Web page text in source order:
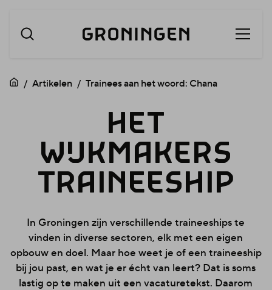
Navigatie
overslaan
openen
Artikelen Trainees aan het woord: Chana
HETHET
WIJKMAKERS
TRAINEESHIP
In Groningen zijn verschillende traineeships te
vinden in diverse sectoren, elk met een eigen
opbouw en doel. Maar hoe weet je of een traineeship
bij jou past, en wat je er écht van leert? Dat is soms
lastig op te maken uit een vacaturetekst. Daarom